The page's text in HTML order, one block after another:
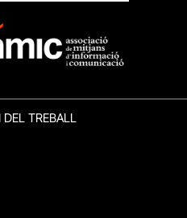
DEL TREBALL